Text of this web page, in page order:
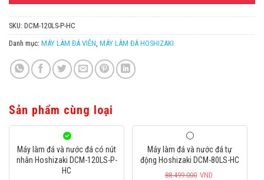
SKU: DCM-120LS-P-HC
Danh mục: MÁY LÀM ĐÁ VIÊN MÁY LÀM ĐÁ HOSHIZAKI
Sản phẩm cùng loại
Máy làm đá và nước đá có nút
nhân Hoshizaki DCM-120LS-P-
HC
Máy làm đá và nước đá tự
động Hoshizaki DCM-80LS-HC
88.499.000 VND